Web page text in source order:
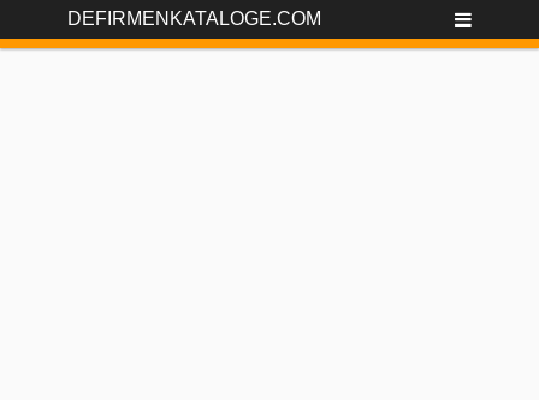
DEFIRMENKATALOGE.COM